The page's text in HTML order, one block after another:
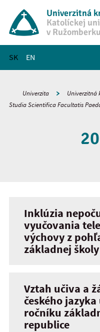
Univerzitná
Katolíckej
v Ružomberku
SK EN
Hlavné menu
Univerzita Univerzitná
Studia Scientifica Facultatis
Inklúzia
vyučovania
výchovy z
základnej
Vztah učiva a
českého
ročníku
republice